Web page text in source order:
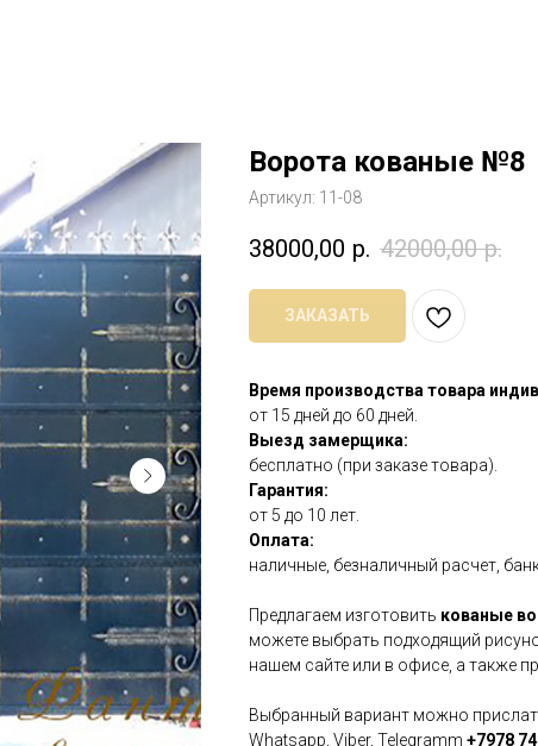
Ворота кованые №8
Артикул: 11-08
38000,00 р. 42000,00 р.
ЗАКАЗАТЬ
Время производства товара
от 15 дней до 60 дней.
Выезд замерщика:
бесплатно (при заказе товара).
Гарантия:
от 5 до 10 лет.
Оплата:
наличные, безналичный расчет,
Предлагаем изготовить кованые
можете выбрать подходящий
нашем сайте или в офисе, а также
Выбранный вариант можно
Whatsapp, Viber, Telegramm +7978